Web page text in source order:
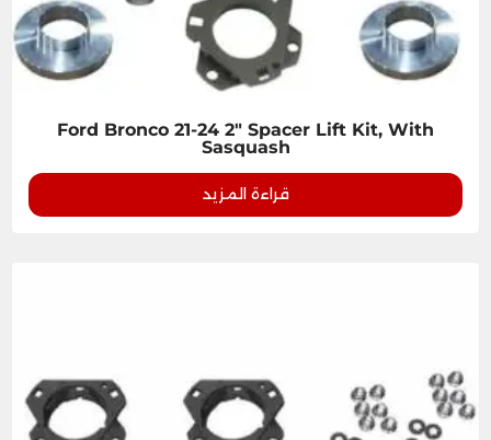
Ford Bronco 21-24 2" Spacer Lift Kit, With
Sasquash
قراءة المزيد